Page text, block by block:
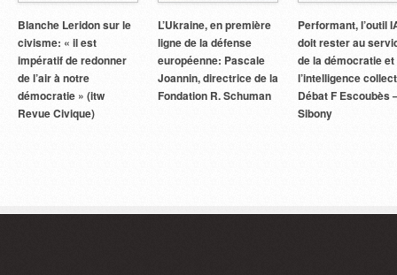
Blanche Leridon sur le
civisme: « il est
impératif de redonner
de l’air à notre
démocratie » (itw
Revue Civique)
L’Ukraine, en première
ligne de la défense
européenne: Pascale
Joannin, directrice de la
Fondation R. Schuman
Performant, l’outil
doit rester au
de la démocratie et
l’intelligence
Débat F Escoubès
Sibony